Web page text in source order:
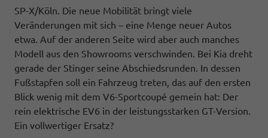
SP-X/Köln. Die neue Mobilität bringt viele
Veränderungen mit sich – eine Menge neuer Autos
etwa. Auf der anderen Seite wird aber auch manches
Modell aus den Showrooms verschwinden. Bei Kia dreht
gerade der Stinger seine Abschiedsrunden. In dessen
Fußstapfen soll ein Fahrzeug treten, das auf den ersten
Blick wenig mit dem V6-Sportcoupé gemein hat: Der
rein elektrische EV6 in der leistungsstarken GT-Version.
Ein vollwertiger Ersatz?